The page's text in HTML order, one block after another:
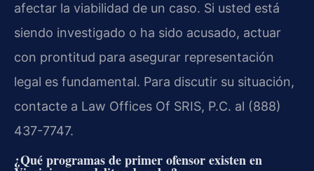
afectar la viabilidad de un caso. Si usted está
siendo investigado o ha sido acusado, actuar
con prontitud para asegurar representación
legal es fundamental. Para discutir su situación,
contacte a Law Offices Of SRIS, P.C. al (888)
437-7747.
¿Qué programas de primer ofensor existen en